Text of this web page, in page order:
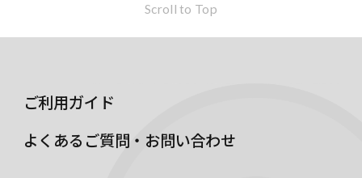
Scroll to Top
ご利用ガイド
よくあるご質問・お問い合わせ